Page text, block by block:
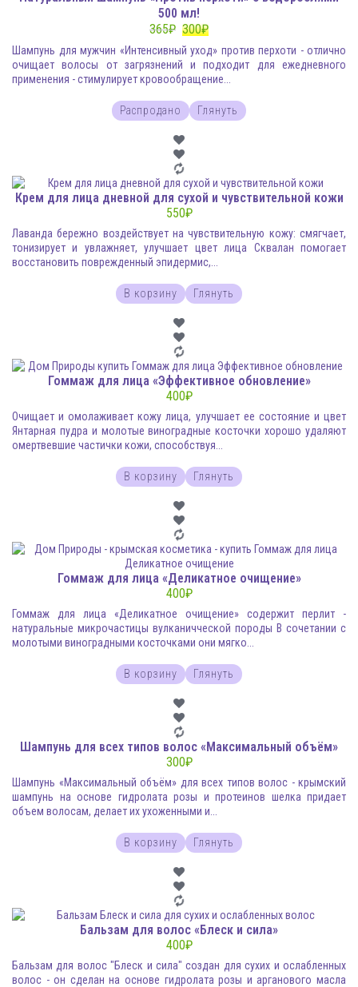
500 мл!
365₽ 300₽
Шампунь для мужчин «Интенсивный уход» против перхоти - отлично
очищает волосы от загрязнений и подходит для ежедневного
применения - стимулирует кровообращение...
Распродано Глянуть
Крем для лица дневной для сухой и чувствительной кожи
550₽
Лаванда бережно воздействует на чувствительную кожу: смягчает,
тонизирует и увлажняет, улучшает цвет лица Сквалан помогает
восстановить поврежденный эпидермис,...
В корзину Глянуть
Гоммаж для лица «Эффективное обновление»
400₽
Очищает и омолаживает кожу лица, улучшает ее состояние и цвет
Янтарная пудра и молотые виноградные косточки хорошо удаляют
омертвевшие частички кожи, способствуя...
В корзину Глянуть
Гоммаж для лица «Деликатное очищение»
400₽
Гоммаж для лица «Деликатное очищение» содержит перлит -
натуральные микрочастицы вулканичческой породы В сочетании с
молотыми виноградными косточками они мягко...
В корзину Глянуть
Шампунь для всех типов волос «Максимальный объём»
300₽
Шампунь «Максимальный объём» для всех типов волос - крымский
шампунь на основе гидролата розы и протеинов шелка придает
объем волосам, делает их ухоженными и...
В корзину Глянуть
Бальзам для волос «Блеск и сила»
400₽
Бальзам для волос "Блеск и сила" создан для сухих и ослабленных
волос - он сделан на основе гидролата розы и арганового масла